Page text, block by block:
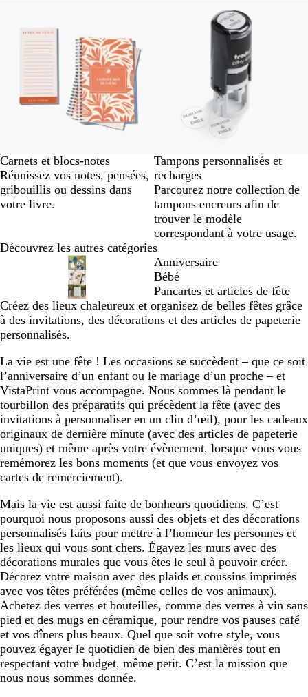
Carnets et blocs-notes
Réunissez vos notes, pensées,
gribouillis ou dessins dans
votre livre.
Tampons personnalisés et
recharges
Parcourez notre collection de
tampons encreurs afin de
trouver le modèle
correspondant à votre usage.
Découvrez les autres catégories
Anniversaire
Bébé
Pancartes et articles de fête
Créez des lieux chaleureux et organisez de belles fêtes grâce
à des invitations, des décorations et des articles de papeterie
personnalisés.
La vie est une fête ! Les occasions se succèdent – que ce soit
l’anniversaire d’un enfant ou le mariage d’un proche – et
VistaPrint vous accompagne. Nous sommes là pendant le
tourbillon des préparatifs qui précèdent la fête (avec des
invitations à personnaliser en un clin d’œil), pour les cadeaux
originaux de dernière minute (avec des articles de papeterie
uniques) et même après votre évènement, lorsque vous vous
remémorez les bons moments (et que vous envoyez vos
cartes de remerciement).
Mais la vie est aussi faite de bonheurs quotidiens. C’est
pourquoi nous proposons aussi des objets et des décorations
personnalisés faits pour mettre à l’honneur les personnes et
les lieux qui vous sont chers. Égayez les murs avec des
décorations murales que vous êtes le seul à pouvoir créer.
Décorez votre maison avec des plaids et coussins imprimés
avec vos têtes préférées (même celles de vos animaux).
Achetez des verres et bouteilles, comme des verres à vin sans
pied et des mugs en céramique, pour rendre vos pauses café
et vos dîners plus beaux. Quel que soit votre style, vous
pouvez égayer le quotidien de bien des manières tout en
respectant votre budget, même petit. C’est la mission que
nous nous sommes donnée.